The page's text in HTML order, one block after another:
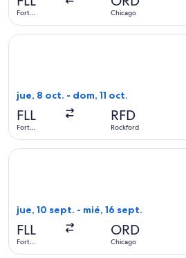
Fort
Chicago
jue, 8 oct. - dom, 11 oct.
FLL
Fort
RFD
Rockford
Seleccionar vuelo de Allegiant Air,
jue, 10 sept. - mié, 16 sept.
FLL
Fort
ORD
Chicago
Seleccionar vuelo de Frontier